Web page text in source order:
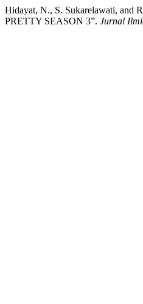
Hidayat, N., S. Sukarelawati,
PRETTY SEASON 3”. Jurnal